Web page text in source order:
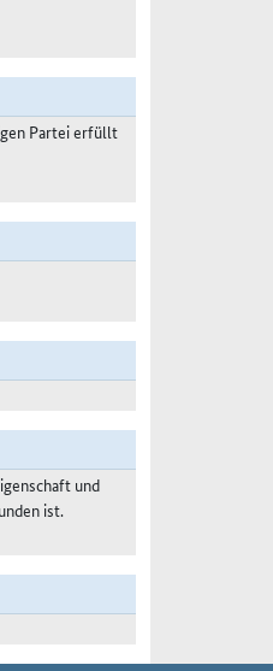
Partei erfüllt
und
ist.